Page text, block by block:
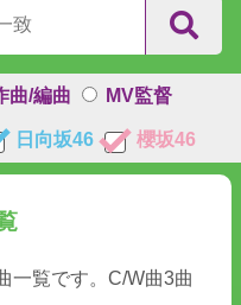
曲/編曲 MV監督
日向坂46 櫻坂46
一覧です。C/W曲3曲